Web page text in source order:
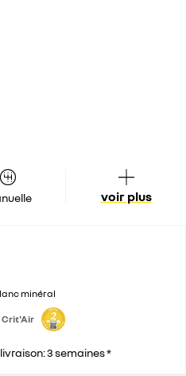
voir plus
minéral
3 semaines *